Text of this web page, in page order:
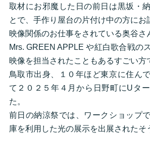
取材にお邪魔した日の前日は黒坂・
とで、手作り屋台の片付け中の方にお
映像関係のお仕事をされている奥谷さ
Mrs. GREEN APPLE や紅白歌合戦の
映像を担当されたこともあるすごい方
鳥取市出身、１０年ほど東京に住ん
て２０２５年４月から日野町にUタ
た。
前日の納涼祭では、ワークショップ
庫を利用した光の展示を出展されたそ